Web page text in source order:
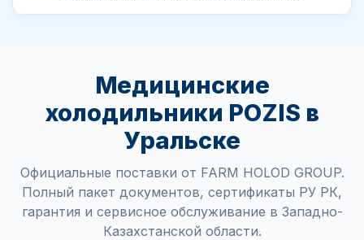
Медицинские
холодильники POZIS в
Уральске
Официальные поставки от FARM HOLOD GROUP.
Полный пакет документов, сертификаты РУ РК,
гарантия и сервисное обслуживание в Западно-
Казахстанской области.